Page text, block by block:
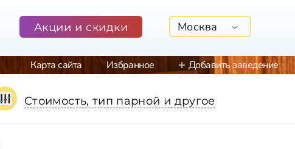
Акции и скидки Москва
Карта сайта Избранное Добавить заведение
Стоимость, тип парной и другое